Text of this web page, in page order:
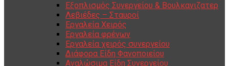
Εξοπλισμός Συνεργείου & Βουλκανιζατερ
Λεβιέδες – Σταυροί
Εργαλεία Χειρός
Εργαλεία φρένων
Εργαλεία χειρός συνεργείου
Διάφορα Είδη Φανοποιείου
Αναλώσιμα Είδη Συνεργείου